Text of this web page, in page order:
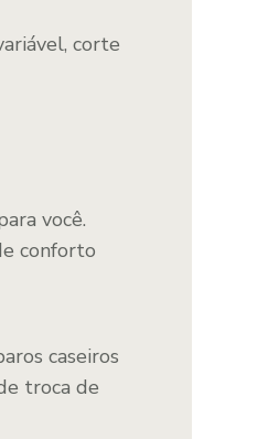
corte
você.
conforto
caseiros
troca de